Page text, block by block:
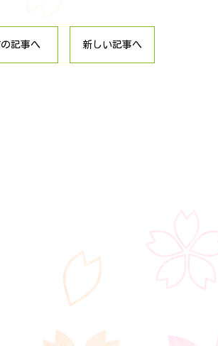
記事へ 新しい記事へ